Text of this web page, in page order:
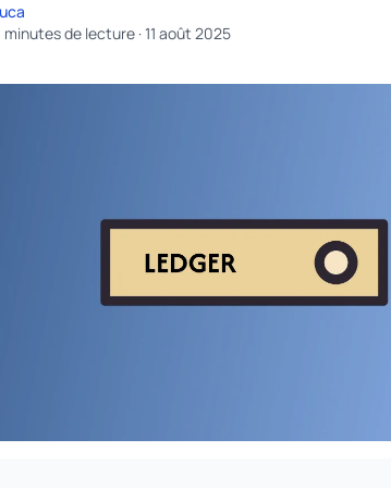
minutes de lecture ·11 août 2025